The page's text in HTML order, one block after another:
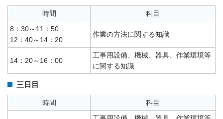
時間
科目
8：30～11：50
12：40～14：20
作業の方法に関する知識
14：20～16：00
工事用設備、機械、器具、作業環境等
に関する知識
三日目
時間 科目